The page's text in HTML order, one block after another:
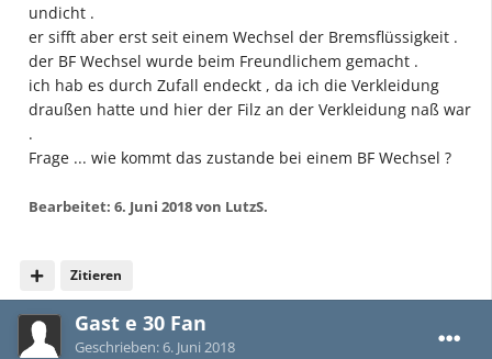
undicht .
er sifft aber erst seit einem Wechsel der Bremsflüssigkeit .
der BF Wechsel wurde beim Freundlichem gemacht .
ich hab es durch Zufall endeckt , da ich die Verkleidung
draußen hatte und hier der Filz an der Verkleidung naß war
.
Frage ... wie kommt das zustande bei einem BF Wechsel ?
Bearbeitet: 6. Juni 2018von LutzS.
Zitieren
Gast e 30 Fan
Geschrieben:6. Juni 2018